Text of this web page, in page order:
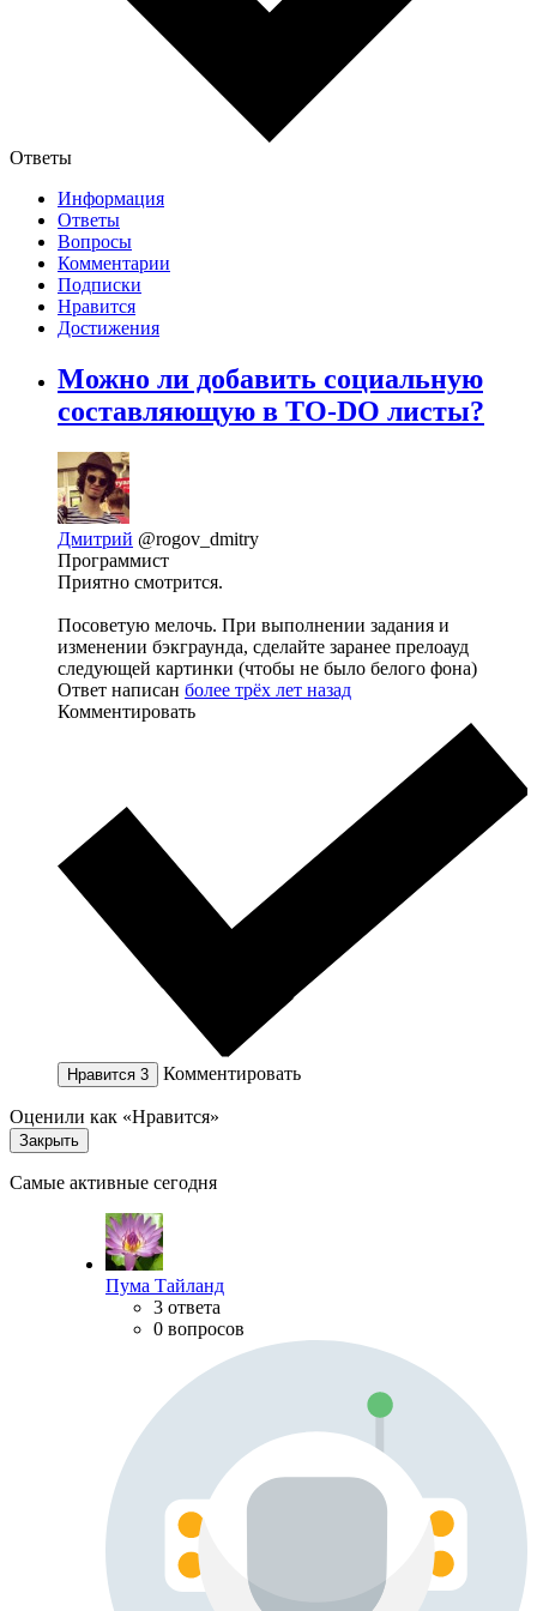
Ответы
Информация
Ответы
Вопросы
Комментарии
Подписки
Нравится
Достижения
Можно ли добавить социальную
составляющую в TO-DO листы?
Дмитрий @rogov_dmitry
Программист
Приятно смотрится.
Посоветую мелочь. При выполнении задания и
изменении бэкграунда, сделайте заранее прелоауд
следующей картинки (чтобы не было белого фона)
Ответ написан более трёх лет назад
Комментировать
Нравится 3 Комментировать
Оценили как «Нравится»
Закрыть
Самые активные сегодня
Пума Тайланд
3 ответа
0 вопросов